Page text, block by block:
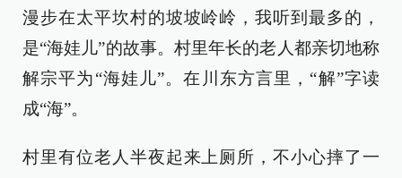
漫步在太平坎村的坡坡岭岭，我听到最多的，
是“海娃儿”的故事。村里年长的老人都亲切地称
解宗平为“海娃儿”。在川东方言里，“解”字读
成“海”。
村里有位老人半夜起来上厕所，不小心摔了一